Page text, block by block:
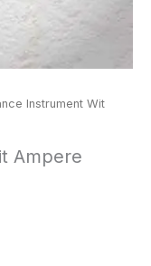
Instrument Wit
Ampere